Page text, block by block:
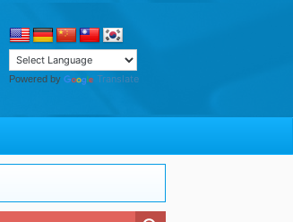
Powered by Translate